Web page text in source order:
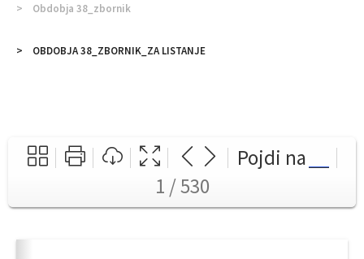
Obdobja 38_zbornik
OBDOBJA 38_ZBORNIK_ZA LISTANJE
Pojdi na
1 / 530